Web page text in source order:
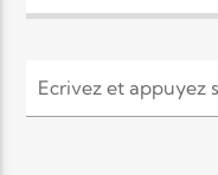
Elyon Hits